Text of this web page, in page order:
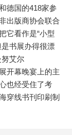
德国的418家参
出版商协会联合
它看作是“小型
书展办得很漂
艾尔
开幕晚宴上的主
也经受住了考
穿线书刊印刷制